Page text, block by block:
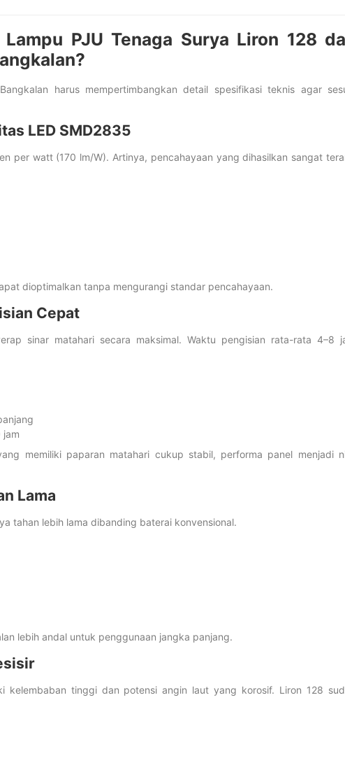
PJU Tenaga Surya Liron 128
harus mempertimbangkan detail spesifikasi teknis agar
LED SMD2835
per watt (170 lm/W). Artinya, pencahayaan yang dihasilkan sangat
dioptimalkan tanpa mengurangi standar pencahayaan.
Cepat
sinar matahari secara maksimal. Waktu pengisian rata-rata 4–8
jam
memiliki paparan matahari cukup stabil, performa panel menjadi
Lama
tahan lebih lama dibanding baterai konvensional.
lebih andal untuk penggunaan jangka panjang.
kelembaban tinggi dan potensi angin laut yang korosif. Liron 128